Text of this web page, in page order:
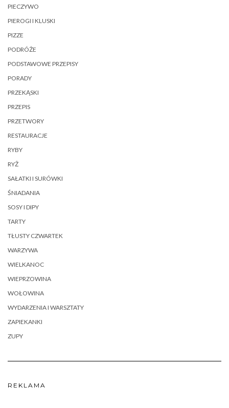
PIECZYWO
PIEROGI I KLUSKI
PIZZE
PODRÓŻE
PODSTAWOWE PRZEPISY
PORADY
PRZEKĄSKI
PRZEPIS
PRZETWORY
RESTAURACJE
RYBY
RYŻ
SAŁATKI I SURÓWKI
ŚNIADANIA
SOSY I DIPY
TARTY
TŁUSTY CZWARTEK
WARZYWA
WIELKANOC
WIEPRZOWINA
WOŁOWINA
WYDARZENIA I WARSZTATY
ZAPIEKANKI
ZUPY
REKLAMA